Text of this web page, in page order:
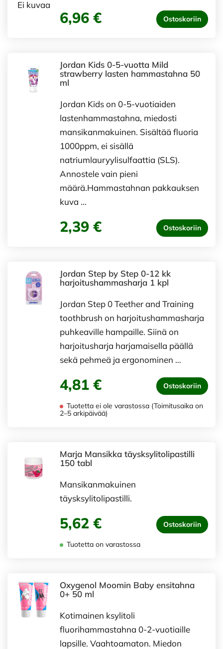
Ei kuvaa
6,96 € Ostoskoriin
Jordan Kids 0-5-vuotta Mild
strawberry lasten hammastahna 50
ml
Jordan Kids on 0-5-vuotiaiden
lastenhammastahna, miedosti
mansikanmakuinen. Sisältää fluoria
1000ppm, ei sisällä
natriumlauryylisulfaattia (SLS).
Annostele vain pieni
määrä.Hammastahnan pakkauksen
kuva …
2,39 € Ostoskoriin
Jordan Step by Step 0-12 kk
harjoitushammasharja 1 kpl
Jordan Step 0 Teether and Training
toothbrush on harjoitushammasharja
puhkeaville hampaille. Siinä on
harjoitusharja harjamaisella päällä
sekä pehmeä ja ergonominen …
4,81 € Ostoskoriin
Tuotetta ei ole varastossa (Toimitusaika on
2–5 arkipäivää)
Marja Mansikka täysksylitolipastilli
150 tabl
Mansikanmakuinen
täysksylitolipastilli.
5,62 € Ostoskoriin
Tuotetta on varastossa
Oxygenol Moomin Baby ensitahna
0+ 50 ml
Kotimainen ksylitoli
fluorihammastahna 0-2-vuotiaille
lapsille. Vaahtoamaton. Miedon